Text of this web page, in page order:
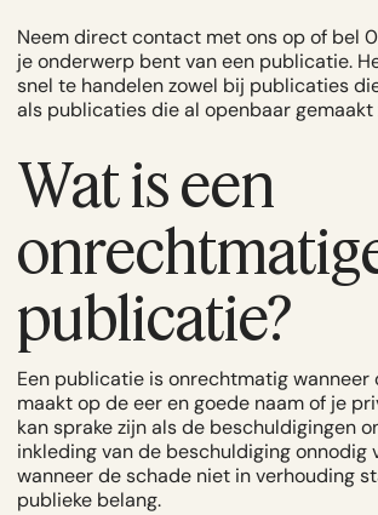
Neem directcontact met ons op of bel
je onderwerp bent van een publicatie.
snel te handelen zowel bij publicaties
als publicaties die al openbaar gemaakt
Wat is een
publicatie?
Een publicatie is onrechtmatig wanneer
maakt op de eer en goede naam of je
kan sprake zijn als de beschuldigingen
inkleding van de beschuldiging onnodig
wanneer de schade niet in verhouding
publieke belang.